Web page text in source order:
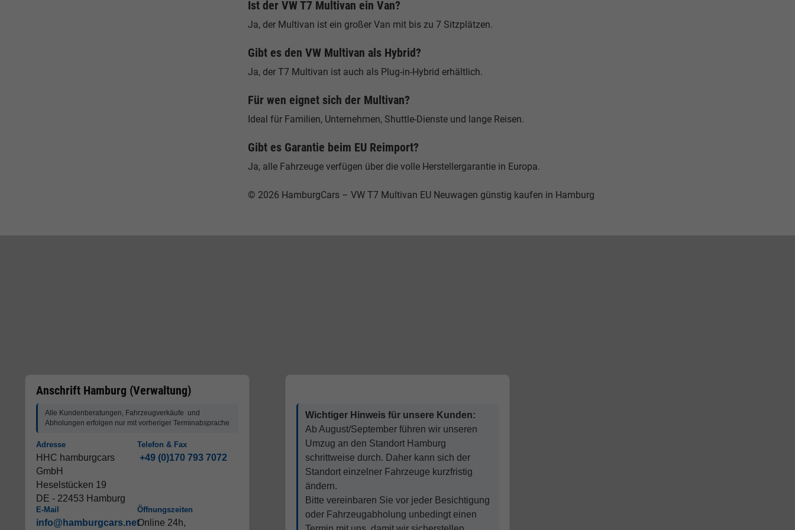
Ist der VW T7 Multivan ein Van?
Ja, der Multivan ist ein großer Van mit bis zu 7 Sitzplätzen.
Gibt es den VW Multivan als Hybrid?
Ja, der T7 Multivan ist auch als Plug-in-Hybrid erhältlich.
Für wen eignet sich der Multivan?
Ideal für Familien, Unternehmen, Shuttle-Dienste und lange Reisen.
Gibt es Garantie beim EU Reimport?
Ja, alle Fahrzeuge verfügen über die volle Herstellergarantie in Europa.
© 2026 HamburgCars – VW T7 Multivan EU Neuwagen günstig kaufen in Hamburg
Anschrift Hamburg (Verwaltung)
Alle Kundenberatungen, Fahrzeugverkäufe und
Abholungen erfolgen nur mit vorheriger Terminabsprache
Adresse
HHC hamburgcars
GmbH
Heselstücken 19
DE - 22453 Hamburg
Telefon & Fax
+49 (0)170 793 7072
E-Mail
info@hamburgcars.net
Öffnungszeiten
Online 24h,
Wichtiger Hinweis für unsere Kunden:
Ab August/September führen wir unseren
Umzug an den Standort Hamburg
schrittweise durch. Daher kann sich der
Standort einzelner Fahrzeuge kurzfristig
ändern.
Bitte vereinbaren Sie vor jeder Besichtigung
oder Fahrzeugabholung unbedingt einen